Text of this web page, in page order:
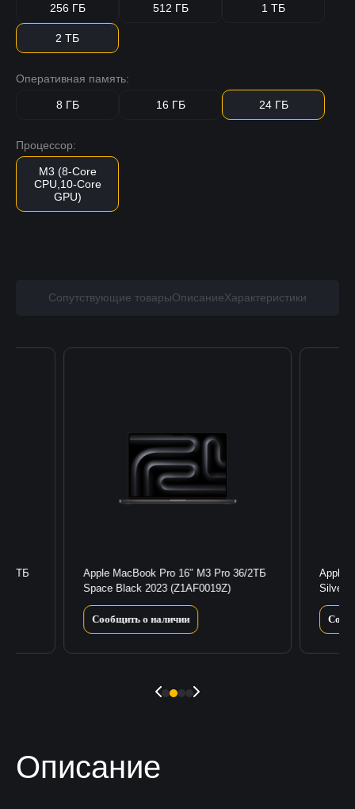
256 ГБ 512 ГБ 1 ТБ
2 ТБ
Оперативная память:
8 ГБ 16 ГБ 24 ГБ
Процессор:
M3 (8-Core
CPU,10-Core
GPU)
Сопутствующие товарыОписаниеХарактеристики
1ТБ
Apple MacBook Pro 16″ M3 Pro 36/2ТБ
Space Black 2023 (Z1AF0019Z)
Сообщить о наличии
Apple
Silver
Описание